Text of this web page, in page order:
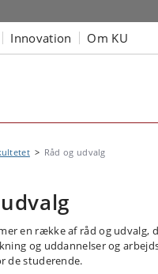
Innovation Om KU
Råd og udvalg
en række af råd og udvalg,
og uddannelser og
de studerende.